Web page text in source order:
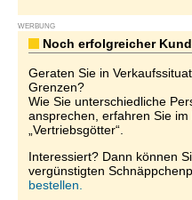
WERBUNG
Noch erfolgreicher
Geraten Sie in
Grenzen?
Wie Sie unterschiedliche
ansprechen, erfahren Sie
„Vertriebsgötter“.
Interessiert? Dann können
vergünstigten
bestellen.